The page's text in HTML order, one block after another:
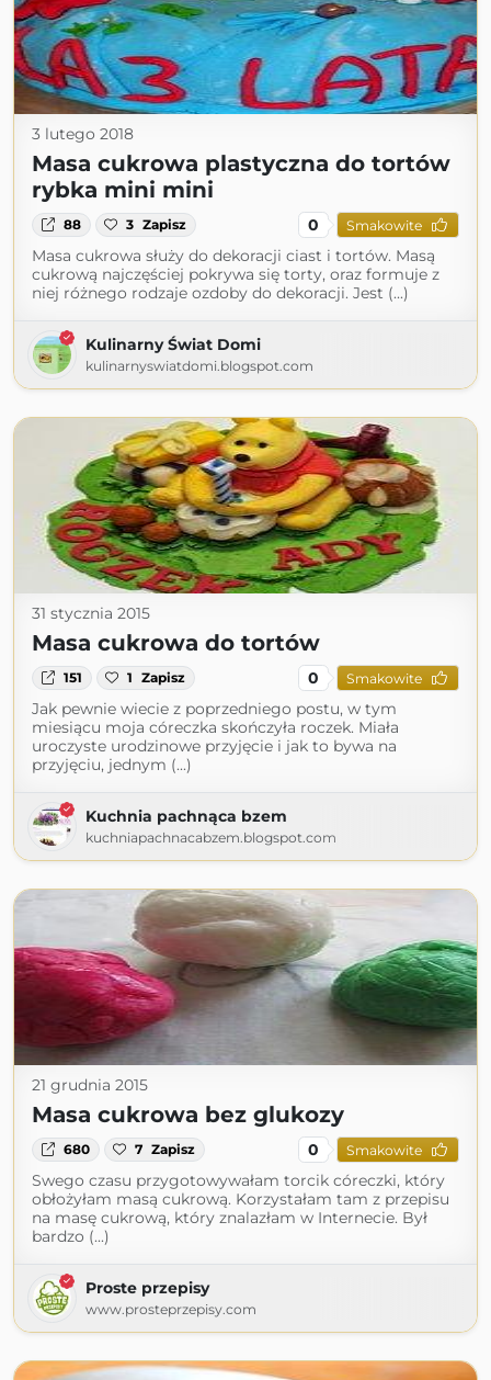
3 lutego 2018
Masa cukrowa plastyczna do tortów
rybka mini mini
88 3 Zapisz 0 Smakowite
Masa cukrowa służy do dekoracji ciast i tortów. Masą
cukrową najczęściej pokrywa się torty, oraz formuje z
niej różnego rodzaje ozdoby do dekoracji. Jest (...)
Kulinarny Świat Domi
kulinarnyswiatdomi.blogspot.com
31 stycznia 2015
Masa cukrowa do tortów
151 1 Zapisz 0 Smakowite
Jak pewnie wiecie z poprzedniego postu, w tym
miesiącu moja córeczka skończyła roczek. Miała
uroczyste urodzinowe przyjęcie i jak to bywa na
przyjęciu, jednym (...)
Kuchnia pachnąca bzem
kuchniapachnacabzem.blogspot.com
21 grudnia 2015
Masa cukrowa bez glukozy
680 7 Zapisz 0 Smakowite
Swego czasu przygotowywałam torcik córeczki, który
obłożyłam masą cukrową. Korzystałam tam z przepisu
na masę cukrową, który znalazłam w Internecie. Był
bardzo (...)
Proste przepisy
www.prosteprzepisy.com